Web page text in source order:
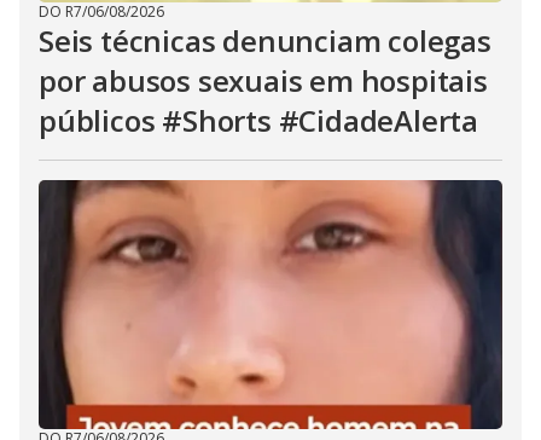
DO R7/06/08/2026
Seis técnicas denunciam colegas
por abusos sexuais em hospitais
públicos #Shorts #CidadeAlerta